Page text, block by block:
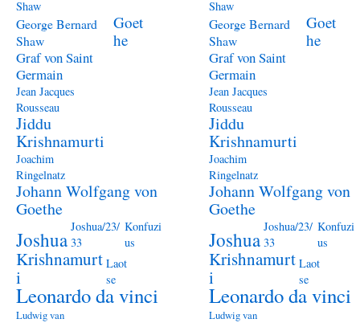
Shaw
George Bernard
Shaw
Goet
he
Graf von Saint
Germain
Jean Jacques
Rousseau
Jiddu
Krishnamurti
Joachim
Ringelnatz
Johann Wolfgang von
Goethe
Joshua
Joshua/23/
33
Konfuzi
us
Krishnamurt
i
Laot
se
Leonardo da vinci
Ludwig van
Shaw
George Bernard
Shaw
Goet
he
Graf von Saint
Germain
Jean Jacques
Rousseau
Jiddu
Krishnamurti
Joachim
Ringelnatz
Johann Wolfgang von
Goethe
Joshua
Joshua/23/
33
Konfuzi
us
Krishnamurt
i
Laot
se
Leonardo da vinci
Ludwig van